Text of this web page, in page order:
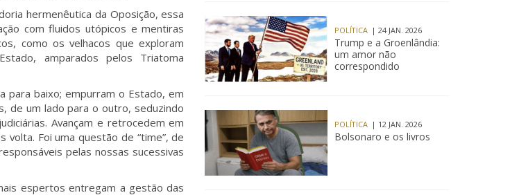
hermenêutica da Oposição, essa
com fluidos utópicos e mentiras
como os velhacos que exploram
amparados pelos Triatoma
para baixo; empurram o Estado, em
de um lado para o outro, seduzindo
Avançam e retrocedem em
volta. Foi uma questão de “time”, de
pelas nossas sucessivas
espertos entregam a gestão das
POLÍTICA | 24 JAN. 2026
Trump e a Groenlândia:
um amor não
correspondido
POLÍTICA | 12 JAN. 2026
Bolsonaro e os livros